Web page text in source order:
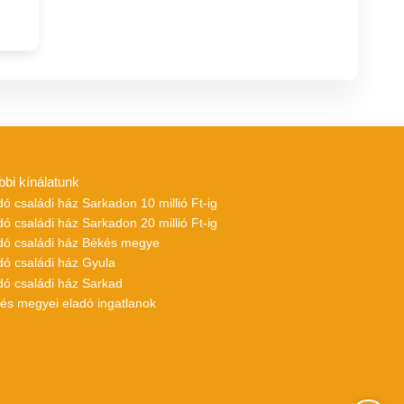
kínálatunk
családi ház Sarkadon 10 millió Ft-ig
családi ház Sarkadon 20 millió Ft-ig
családi ház Békés megye
családi ház Gyula
családi ház Sarkad
megyei eladó ingatlanok